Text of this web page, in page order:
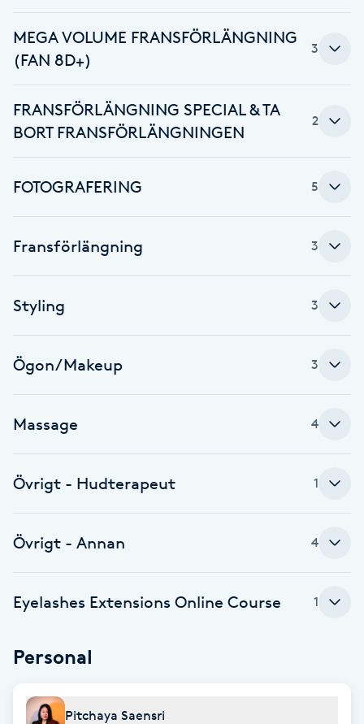
Face framing
Faceliftmassage
Fettreducering
Fibromassage
Fotmassage
Fotsvamp
Fotvård
Fransar
Fransborttagning
Fransförlängning
Fransförlängning Megavolym
Fransförlängning Volym
MEGA VOLUME FRANSFÖRLÄNGNING
(FAN 8D+)
3
FRANSFÖRLÄNGNING SPECIAL & TA
BORT FRANSFÖRLÄNGNINGEN
2
FOTOGRAFERING 5
Fransförlängning 3
Styling 3
Ögon/Makeup 3
Massage 4
Övrigt - Hudterapeut 1
Övrigt - Annan 4
Eyelashes Extensions Online Course 1
Personal
Pitchaya Saensri